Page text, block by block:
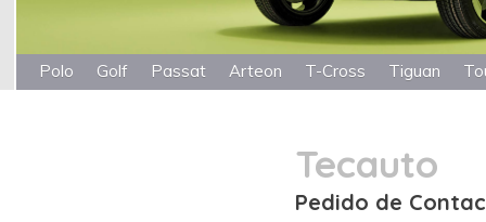
Polo Golf Passat Arteon T-Cross Tiguan
Tecauto
Pedido de